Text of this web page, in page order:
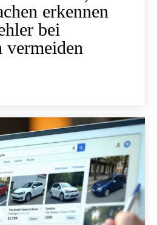
erkennen
bei
vermeiden